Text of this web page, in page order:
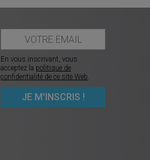
En vous inscrivant, vous
acceptez la politique de
confidentialité de ce site Web.